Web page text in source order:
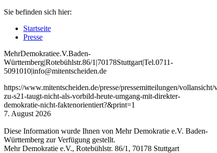
Sie befinden sich hier:
Startseite
Presse
MehrDemokratiee.V.Baden-
Württemberg|Rotebühlstr.86/1 |70178Stuttgart|Tel.0711-
5091010|info@mitentscheiden.de
https://www.mitentscheiden.de/presse/pressemitteilungen/
zu-s21-taugt-nicht-als-vorbild-heute-umgang-mit-direkter-
demokratie-nicht-faktenorientiert?&print=1
7. August 2026
Diese Information wurde Ihnen von Mehr Demokratie e.V. Baden-
Württemberg zur Verfügung gestellt.
Mehr Demokratie e.V., Rotebühlstr. 86/1, 70178 Stuttgart